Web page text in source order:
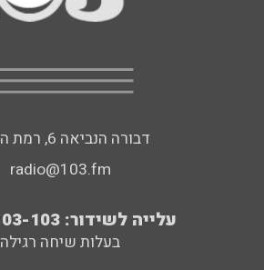
דבורה הנביאה 6, רמת השרון
radio@103.fm
עלייה לשידור: 0552-103-103
בעלות שיחה רגילה